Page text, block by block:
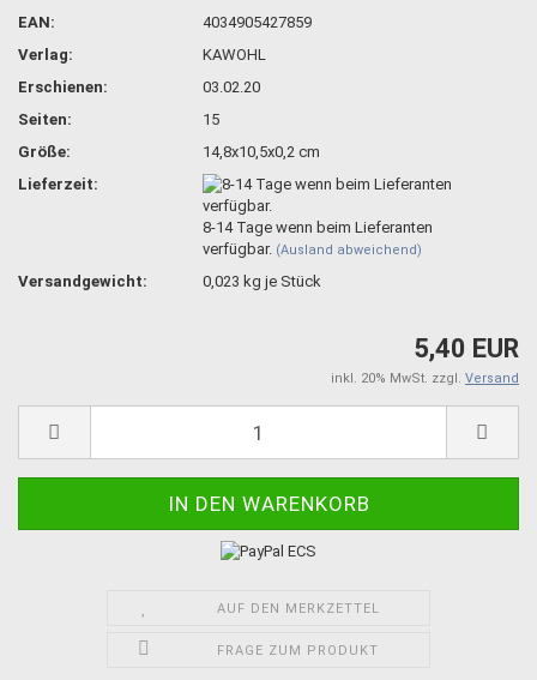
EAN:
4034905427859
Verlag:
KAWOHL
Erschienen:
03.02.20
Seiten:
15
Größe:
14,8x10,5x0,2 cm
Lieferzeit:
8-14 Tage wenn beim Lieferanten
verfügbar. (Ausland abweichend)
Versandgewicht: 0,023 kg je Stück
5,40 EUR
inkl. 20% MwSt. zzgl. Versand
AUF DEN MERKZETTEL
FRAGE ZUM PRODUKT